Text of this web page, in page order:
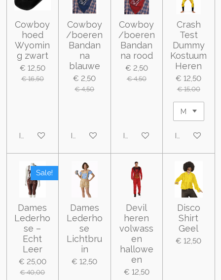
Cowboy
hoed
Wyomin
g zwart
€ 12,50
€ 16,50
In winkelwagen
Cowboy
/boeren
Bandan
na
blauwe
€ 2,50
€ 4,50
In winkelwagen
Cowboy
/boeren
Bandan
na rood
€ 2,50
€ 4,50
In winkelwagen
Crash
Test
Dummy
Kostuum
Heren
€ 12,50
€ 15,00
In
Sale!
Dames
Lederho
se –
Echt
Leer
€ 25,00
€ 40,00
Dames
Lederho
se
Lichtbru
in
€ 12,50
Devil
heren
volwass
en
hallowe
en
€ 12,50
Disco
Shirt
Geel
€ 12,50